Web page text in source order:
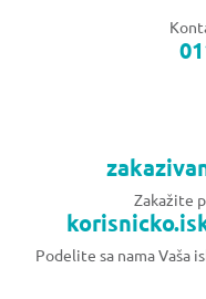
Zakažite
Podelite sa nama Vaša